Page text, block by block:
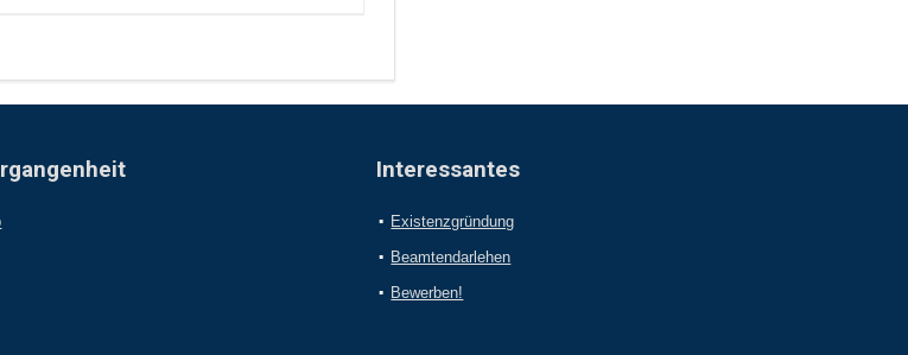
Interessantes
Existenzgründung
Beamtendarlehen
Bewerben!